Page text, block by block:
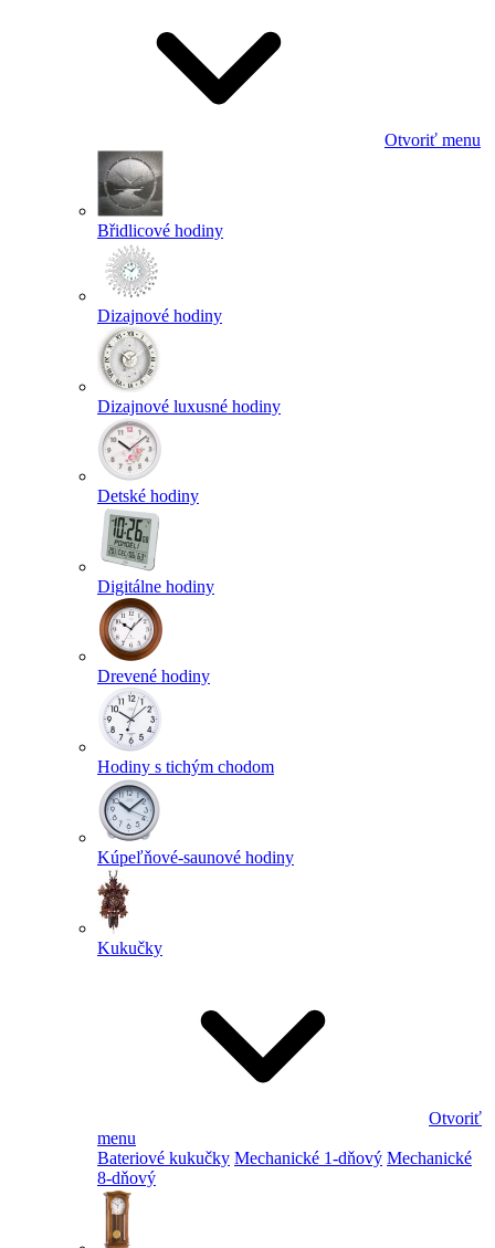
Otvoriť menu
Břidlicové hodiny
Dizajnové hodiny
Dizajnové luxusné hodiny
Detské hodiny
Digitálne hodiny
Drevené hodiny
Hodiny s tichým chodom
Kúpeľňové-saunové hodiny
Kukučky
Otvoriť
menu
Bateriové kukučky Mechanické 1-dňový Mechanické
8-dňový